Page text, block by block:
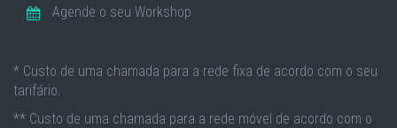
Agende o seu Workshop
* Custo de uma chamada para a rede fixa de acordo com o seu
tarifário.
** Custo de uma chamada para a rede móvel de acordo com o